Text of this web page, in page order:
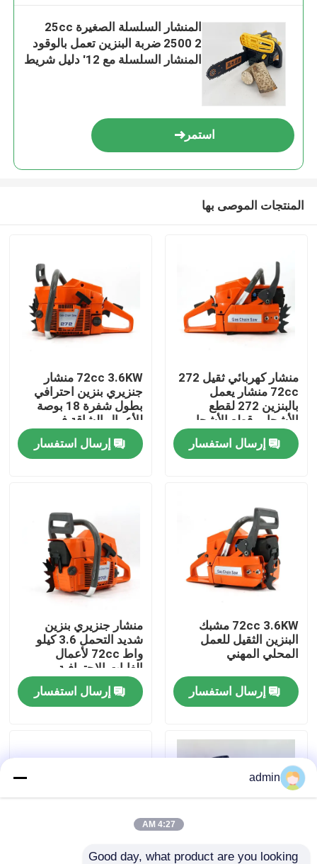
المنزل
فيديوهات
حولنا
عرض المصنع
اتصل بنا
بالمنشار البنزين
منشار كهربائي
المنشار السلسلة الصغيرة 25cc
2500 2 ضربة البنزين تعمل بالوقود
المنشار السلسلة مع 12' دليل شريط
استمر
المنتجات الموصى بها
منشار كهربائي ثقيل 272
72cc منشار يعمل
بالبنزين 272 لقطع
الأشجار وقطع الأشجار
الكبيرة
إرسال استفسار
72cc 3.6KW منشار
جنزيري بنزين احترافي
بطول شفرة 18 بوصة
للأعمال الشاقة في
الغابات والمزارع
إرسال استفسار
72cc 3.6KW مشبك
البنزين الثقيل للعمل
المحلي المهني
إرسال استفسار
منشار جنزيري بنزين
شديد التحمل 3.6 كيلو
واط 72cc لأعمال
الغابات الاحترافية
إرسال استفسار
admin
4:27 AM
Good day, what product are you looking